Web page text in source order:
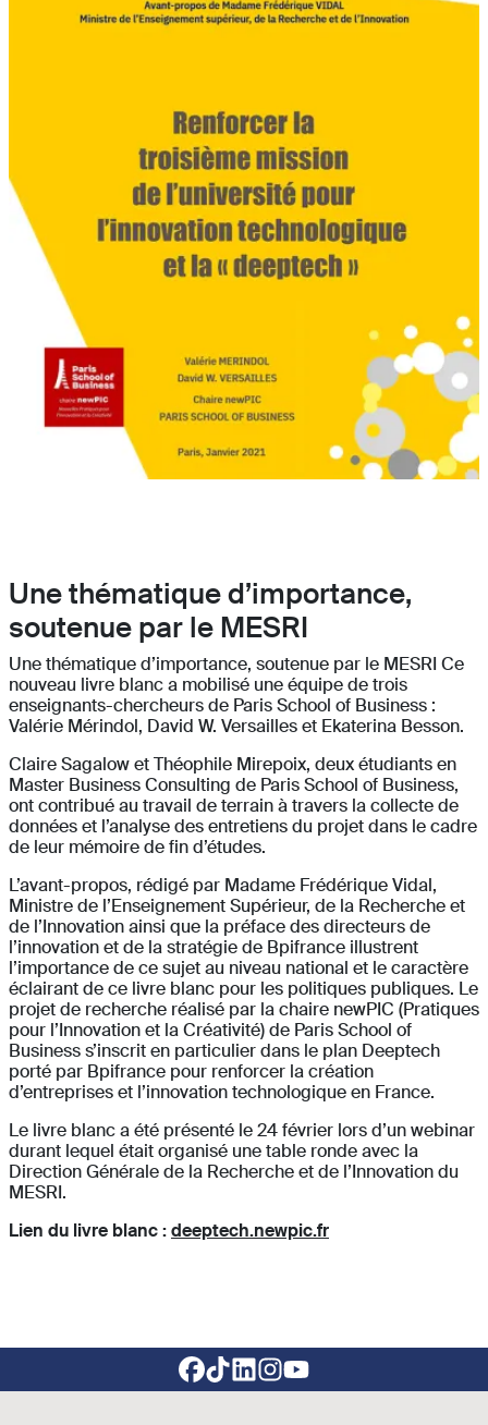
Une thématique d’importance,
soutenue par le MESRI
Une thématique d’importance, soutenue par le MESRI Ce
nouveau livre blanc a mobilisé une équipe de trois
enseignants-chercheurs de Paris School of Business :
Valérie Mérindol, David W. Versailles et Ekaterina Besson.
Claire Sagalow et Théophile Mirepoix, deux étudiants en
Master Business Consulting de Paris School of Business,
ont contribué au travail de terrain à travers la collecte de
données et l’analyse des entretiens du projet dans le cadre
de leur mémoire de fin d’études.
L’avant-propos, rédigé par Madame Frédérique Vidal,
Ministre de l’Enseignement Supérieur, de la Recherche et
de l’Innovation ainsi que la préface des directeurs de
l’innovation et de la stratégie de Bpifrance illustrent
l’importance de ce sujet au niveau national et le caractère
éclairant de ce livre blanc pour les politiques publiques. Le
projet de recherche réalisé par la chaire newPIC (Pratiques
pour l’Innovation et la Créativité) de Paris School of
Business s’inscrit en particulier dans le plan Deeptech
porté par Bpifrance pour renforcer la création
d’entreprises et l’innovation technologique en France.
Le livre blanc a été présenté le 24 février lors d’un webinar
durant lequel était organisé une table ronde avec la
Direction Générale de la Recherche et de l’Innovation du
MESRI.
Lien du livre blanc :deeptech.newpic.fr
Footer social links